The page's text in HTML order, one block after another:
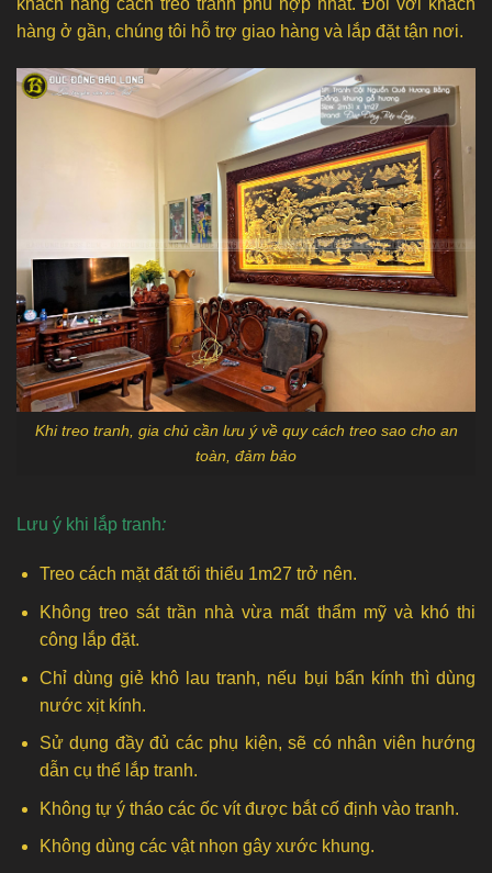
hàng ở gần, chúng tôi hỗ trợ giao hàng và lắp đặt tận nơi.
Khi treo tranh, gia chủ cần lưu ý về quy cách treo sao cho an
toàn, đảm bảo
Lưu ý khi lắp tranh:
Treo cách mặt đất tối thiểu 1m27 trở nên.
Không treo sát trần nhà vừa mất thẩm mỹ và khó thi
công lắp đặt.
Chỉ dùng giẻ khô lau tranh, nếu bụi bẩn kính thì dùng
nước xịt kính.
Sử dụng đầy đủ các phụ kiện, sẽ có nhân viên hướng
dẫn cụ thể lắp tranh.
Không tự ý tháo các ốc vít được bắt cố định vào tranh.
Không dùng các vật nhọn gây xước khung.